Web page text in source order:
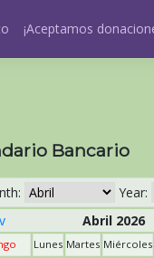
¡Aceptamos
Bancario
Year:
Abril 2026
Lunes Martes Miércoles